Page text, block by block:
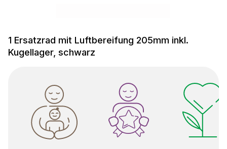
1 Ersatzrad mit Luftbereifung 205mm inkl.
Kugellager, schwarz